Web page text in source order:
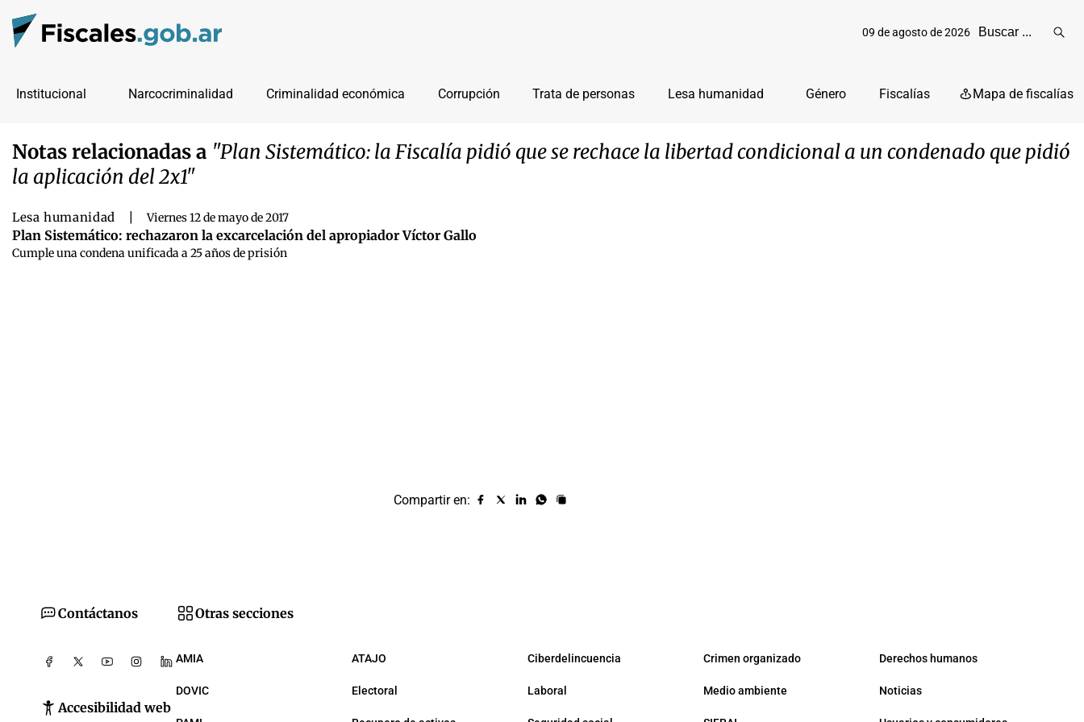
09 de agosto de 2026
Institucional Narcocriminalidad Criminalidad económica Corrupción Trata de personas Lesa humanidad Género Fiscalías Mapa de fiscalías
Notas relacionadas a "Plan Sistemático: la Fiscalía pidió que se rechace la libertad condicional a un condenado que pidió
la aplicación del 2x1"
Lesa humanidad Viernes 12 de mayo de 2017
Plan Sistemático: rechazaron la excarcelación del apropiador Víctor Gallo
Cumple una condena unificada a 25 años de prisión
Compartir en:
Compartir
Compartir
Compartir
Compartir
Copiar
Contáctanos
Accesibilidad web
Otras secciones
AMIA ATAJO Ciberdelincuencia Crimen organizado Derechos humanos
DOVIC Electoral Laboral Medio ambiente Noticias